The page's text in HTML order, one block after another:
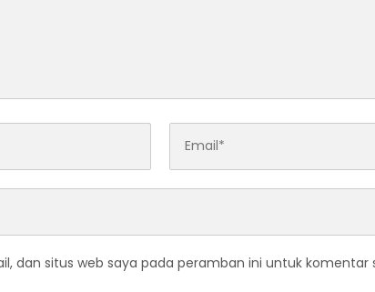
dan situs web saya pada peramban ini untuk komentar